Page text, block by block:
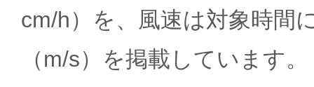
cm/h）を、風速は対象時間
（m/s）を掲載しています。